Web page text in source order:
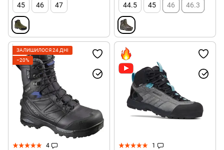
45 46 47 44.5 45 46 46.3
ЗАЛИШИЛОСЯ 24 ДНІ
−20%
4 1